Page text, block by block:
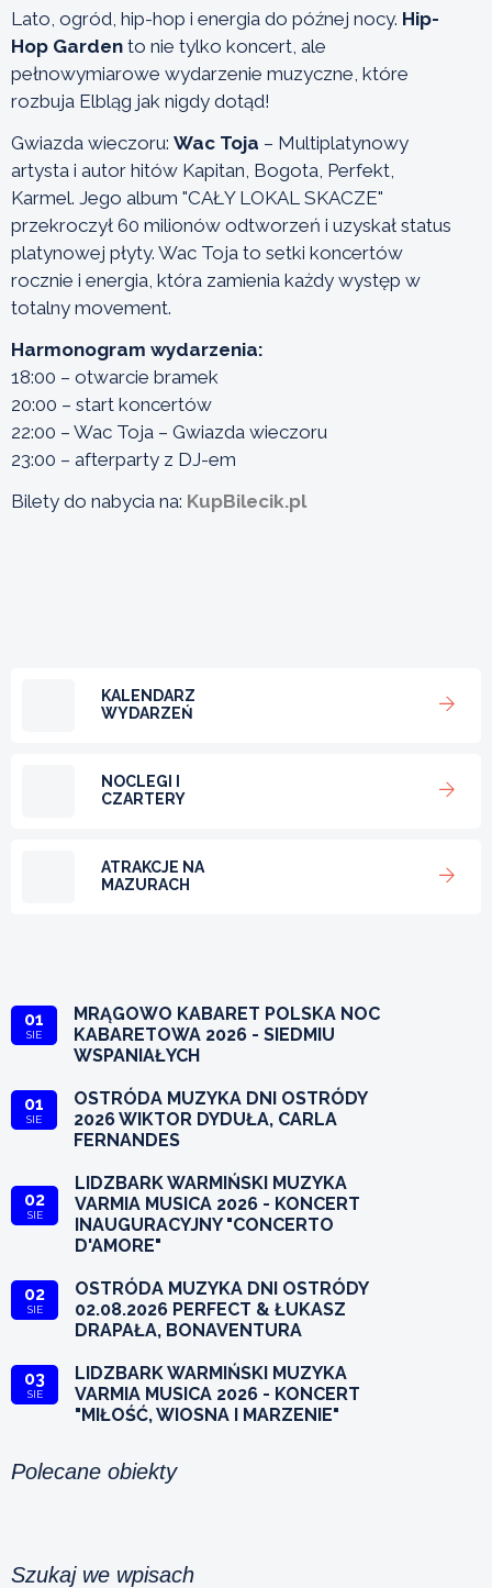
Lato, ogród, hip-hop i energia do późnej nocy. Hip-
Hop Garden to nie tylko koncert, ale
pełnowymiarowe wydarzenie muzyczne, które
rozbuja Elbląg jak nigdy dotąd!
Gwiazda wieczoru: Wac Toja – Multiplatynowy
artysta i autor hitów Kapitan, Bogota, Perfekt,
Karmel. Jego album "CAŁY LOKAL SKACZE"
przekroczył 60 milionów odtworzeń i uzyskał status
platynowej płyty. Wac Toja to setki koncertów
rocznie i energia, która zamienia każdy występ w
totalny movement.
Harmonogram wydarzenia:
18:00 – otwarcie bramek
20:00 – start koncertów
22:00 – Wac Toja – Gwiazda wieczoru
23:00 – afterparty z DJ-em
Bilety do nabycia na: KupBilecik.pl
KALENDARZ
WYDARZEŃ
NOCLEGI I
CZARTERY
ATRAKCJE NA
MAZURACH
01
SIE
MRĄGOWO KABARET POLSKA NOC
KABARETOWA 2026 - SIEDMIU
WSPANIAŁYCH
01
SIE
OSTRÓDA MUZYKA DNI OSTRÓDY
2026 WIKTOR DYDUŁA, CARLA
FERNANDES
02
SIE
LIDZBARK WARMIŃSKI MUZYKA
VARMIA MUSICA 2026 - KONCERT
INAUGURACYJNY "CONCERTO
D'AMORE"
02
SIE
OSTRÓDA MUZYKA DNI OSTRÓDY
02.08.2026 PERFECT & ŁUKASZ
DRAPAŁA, BONAVENTURA
03
SIE
LIDZBARK WARMIŃSKI MUZYKA
VARMIA MUSICA 2026 - KONCERT
"MIŁOŚĆ, WIOSNA I MARZENIE"
Polecane obiekty
Szukaj we wpisach